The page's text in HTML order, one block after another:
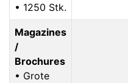
• 1250 Stk.
Magazines
/
Brochures
• Grote